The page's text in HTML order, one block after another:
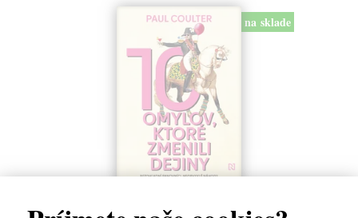
na sklade
10 omylov, ktoré zmenili dejiny